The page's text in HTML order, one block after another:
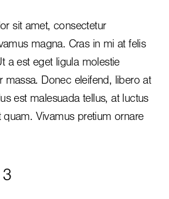
sit amet, consectetur
magna. Cras in mi at felis
a est eget ligula molestie
massa. Donec eleifend, libero at
est malesuada tellus, at luctus
quam. Vivamus pretium ornare
3